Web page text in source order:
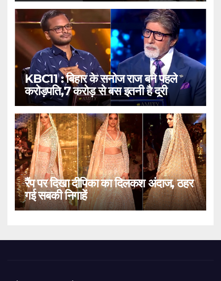
KBC11 : बिहार के सनोज राज बने पहले
करोड़पति,7 करोड़ से बस इतनी है दूरी
रैंप पर दिखा दीपिका का दिलकश अंदाज, ठहर
गई सबकी निगाहें